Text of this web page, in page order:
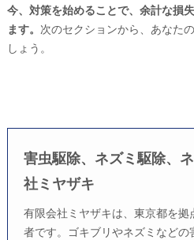
今、対策を始めることで、余計な損
ます。 次のセクションから、あなた
しょう。
害虫駆除、ネズミ駆除、
社ミヤザキ
有限会社ミヤザキは、東京都を
者です。ゴキブリやネズミなど